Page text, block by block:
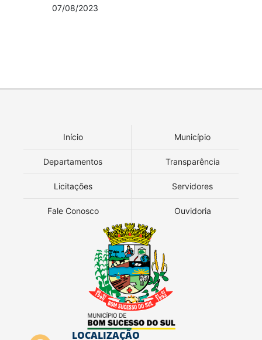
07/08/2023
Início Município
Departamentos Transparência
Licitações Servidores
Fale Conosco Ouvidoria
LOCALIZAÇÃO